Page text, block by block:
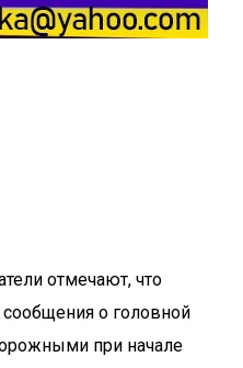
отмечают, что
о головной
при начале